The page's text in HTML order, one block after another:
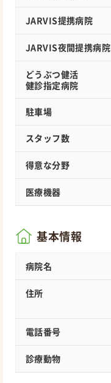
JARVIS提携病院
JARVIS夜間提携病院
どうぶつ健活
健診指定病院
駐車場
スタッフ数
得意な分野
医療機器
基本情報
病院名
住所
電話番号
診療動物